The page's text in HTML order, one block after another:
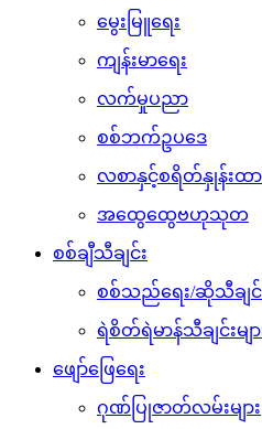
မွေးနေ့ဆုတောင်းများ
သီချင်းတောင်းဆိုခြင်းမ
ဝတ္ထု/ကာတွန်း/ကဗျာမျ
ဆောင်းပါး/မဂ္ဂဇင်းများ
ပေါ်ပြူလာသတင်းမျာ
အနုပညာရှင်သတင်
ထူးထူးခြားခြား
သဇင် FM Radio
Tiktok ဆယ်လီများ
ကံစမ်းမဲ
ဉာဏ်စမ်းပဟေဠိ